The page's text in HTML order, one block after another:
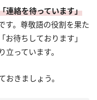
連絡を待っています」
す。尊敬語の役割を果た
待ちしております」
っています。
きましょう。